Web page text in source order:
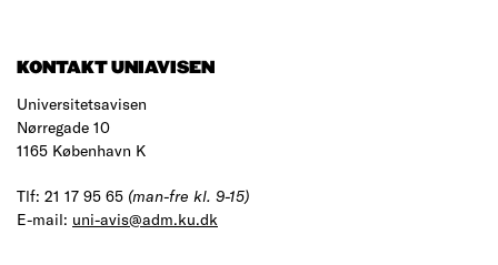
KONTAKT UNIAVISEN
Universitetsavisen
Nørregade 10
1165 København K
Tlf: 21 17 95 65 (man-fre kl. 9-15)
E-mail: uni-avis@adm.ku.dk